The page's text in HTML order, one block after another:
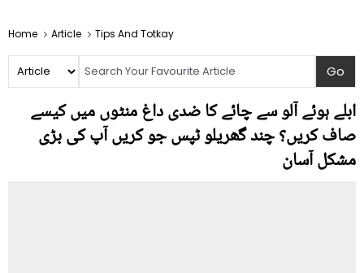
Home Article Tips And Totkay
ابلے ہوئے آلو سے چائے کا ضدی داغ منٹوں میں کیسے
صاف کریں؟ چند گھریلو ٹپس جو کریں آپ کی بڑی
مشکل آسان